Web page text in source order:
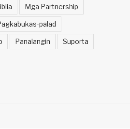
Mga Partnership
palad
Panalangin Suporta